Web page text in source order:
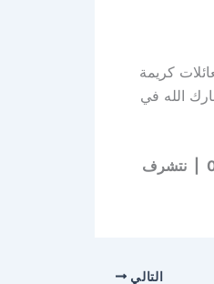
كريمة
الله في
خدمة مأذون شرعي معتمد في جميع مدن ومحافظات القصيم | 📞 0530300080 | نتشرف
التالي